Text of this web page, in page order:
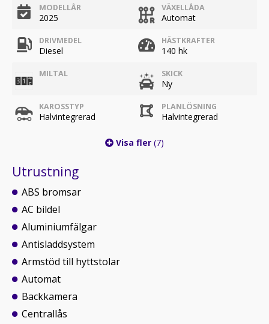
MODELLÅR
2025
VÄXELLÅDA
Automat
DRIVMEDEL
Diesel
HÄSTKRAFTER
140 hk
MILTAL SKICK
Ny
KAROSSTYP
Halvintegrerad
PLANLÖSNING
Halvintegrerad
Visa fler (7)
Utrustning
ABS bromsar
AC bildel
Aluminiumfälgar
Antisladdsystem
Armstöd till hyttstolar
Automat
Backkamera
Centrallås